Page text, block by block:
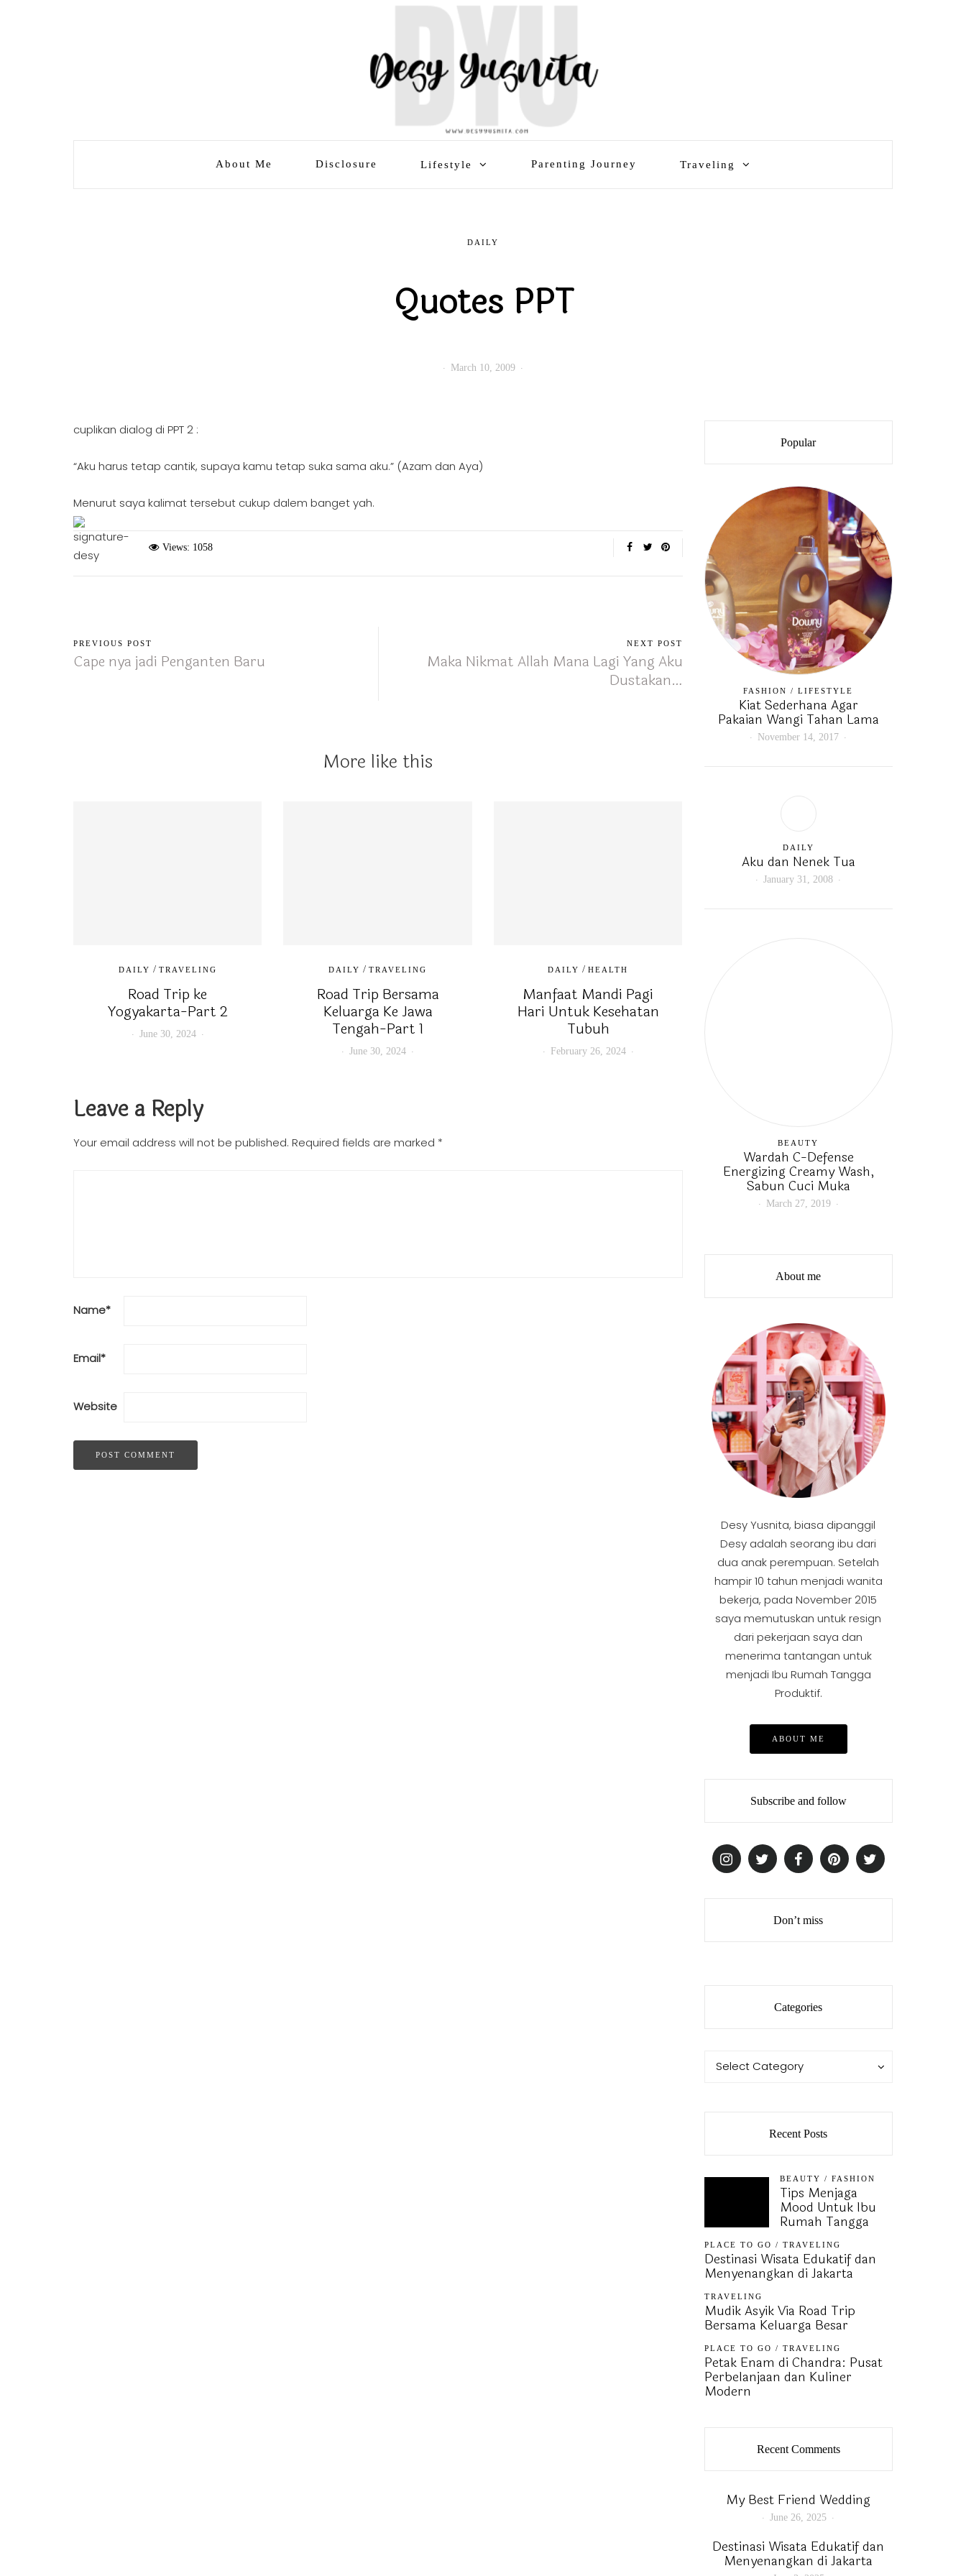
About Me Disclosure Lifestyle Parenting Journey Traveling
DAILY
Quotes PPT
March 10, 2009
cuplikan dialog di PPT 2 :
“Aku harus tetap cantik, supaya kamu tetap suka sama aku.” (Azam dan Aya)
Menurut saya kalimat tersebut cukup dalem banget yah.
Views: 1058
PREVIOUS POST
Cape nya jadi Penganten Baru
NEXT POST
Maka Nikmat Allah Mana Lagi Yang Aku
Dustakan…
More like this
DAILY / TRAVELING
Road Trip ke
Yogyakarta-Part 2
June 30, 2024
DAILY /TRAVELING
Road Trip Bersama
Keluarga Ke Jawa
Tengah-Part 1
June 30, 2024
DAILY /HEALTH
Manfaat Mandi Pagi
Hari Untuk Kesehatan
Tubuh
February 26, 2024
Leave a Reply
Your email address will not be published. Required fields are marked *
Name*
Email*
Website
Popular
FASHION /LIFESTYLE
Kiat Sederhana Agar
Pakaian Wangi Tahan Lama
November 14, 2017
DAILY
Aku dan Nenek Tua
January 31, 2008
BEAUTY
Wardah C-Defense
Energizing Creamy Wash,
Sabun Cuci Muka
March 27, 2019
About me
Desy Yusnita, biasa dipanggil
Desy adalah seorang ibu dari
dua anak perempuan. Setelah
hampir 10 tahun menjadi wanita
bekerja, pada November 2015
saya memutuskan untuk resign
dari pekerjaan saya dan
menerima tantangan untuk
menjadi Ibu Rumah Tangga
Produktif.
ABOUT ME
Subscribe and follow
Don’t miss
Categories
Categories
Select Category
Categories
Recent Posts
BEAUTY / FASHION
Tips Menjaga
Mood Untuk Ibu
Rumah Tangga
PLACE TO GO / TRAVELING
Destinasi Wisata Edukatif dan
Menyenangkan di Jakarta
TRAVELING
Mudik Asyik Via Road Trip
Bersama Keluarga Besar
PLACE TO GO / TRAVELING
Petak Enam di Chandra: Pusat
Perbelanjaan dan Kuliner
Modern
Recent Comments
My Best Friend Wedding
June 26, 2025
Destinasi Wisata Edukatif dan
Menyenangkan di Jakarta